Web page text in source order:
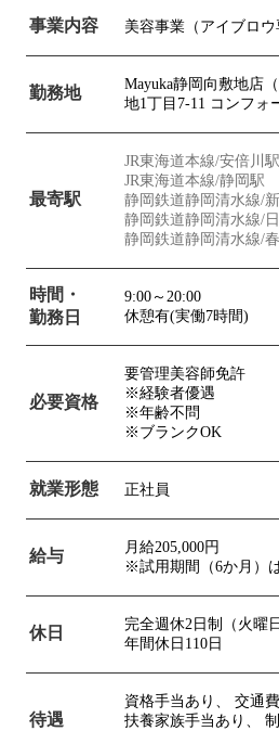
事業内容 美容事業（アイブロウ
勤務地
Mayuka静岡向敷地店
地1丁目7-11 コンフォ
最寄駅
JR東海道本線/安倍川駅
JR東海道本線/静岡駅
静岡鉄道静岡清水線/
静岡鉄道静岡清水線/
静岡鉄道静岡清水線/
時間・
勤務日
9:00～20:00
休憩有(実働7時間)
必要資格
要管理美容師免許
※経験者優遇
※年齢不問
※ブランクOK
就業形態 正社員
給与
月給205,000円
※試用期間（6か月）
休日
完全週休2日制（火曜
年間休日110日
待遇
資格手当あり、
交通
扶養家族手当あり、